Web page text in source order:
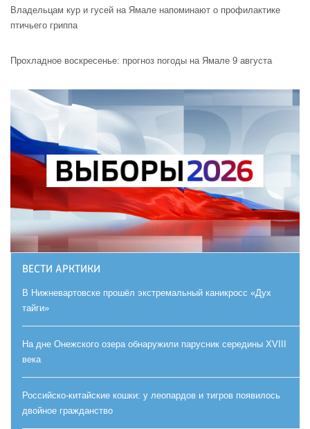
Владельцам кур и гусей на Ямале напоминают o профилактике
птичьего гриппа
Прохладное воскресенье: прогноз погоды на Ямале 9 августа
ВЕСТИ АРКТИКИ
В Нижневартовске прошёл экстремальный каникросс «Дух
тайги»
На дне Онежского озера обнаружили парусник середины XVIII
века
Российско-китайские кошки: у леопардов и тигров появилось
двойное гражданство